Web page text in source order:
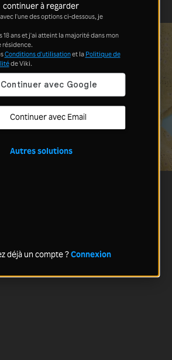
continuer à regarder
l'une des options ci-dessous, je
18 ans et j'ai atteint la majorité dans mon
résidence.
Conditions d'utilisationet la Politique de
de Viki.
Continuer avec Email
Autres solutions
déjà un compte ?Connexion